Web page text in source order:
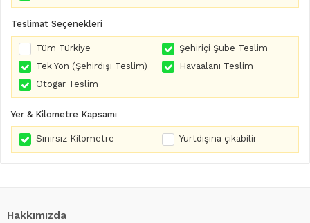
Teslimat Seçenekleri
Tüm Türkiye
Şehiriçi Şube Teslim
Tek Yön (Şehirdışı Teslim)
Havaalanı Teslim
Otogar Teslim
Yer & Kilometre Kapsamı
Sınırsız Kilometre Yurtdışına çıkabilir
Hakkımızda